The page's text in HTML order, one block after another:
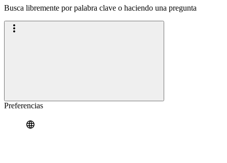
Busca libremente por palabra clave o haciendo una pregunta
Preferencias